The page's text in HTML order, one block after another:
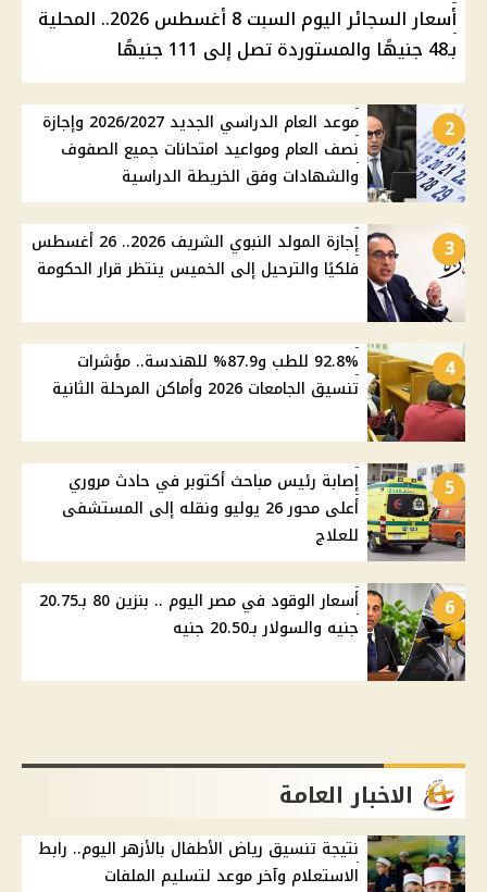
أسعار السجائر اليوم السبت 8 أغسطس 2026.. المحلية
بـ48 جنيهًا والمستوردة تصل إلى 111 جنيهًا
2
موعد العام الدراسي الجديد 2026/2027 وإجازة
نصف العام ومواعيد امتحانات جميع الصفوف
والشهادات وفق الخريطة الدراسية
3
إجازة المولد النبوي الشريف 2026.. 26 أغسطس
فلكيًا والترحيل إلى الخميس ينتظر قرار الحكومة
4
92.8% للطب و87.9% للهندسة.. مؤشرات
تنسيق الجامعات 2026 وأماكن المرحلة الثانية
5
إصابة رئيس مباحث أكتوبر في حادث مروري
أعلى محور 26 يوليو ونقله إلى المستشفى
للعلاج
6
أسعار الوقود في مصر اليوم .. بنزين 80 بـ20.75
جنيه والسولار بـ20.50 جنيه
الاخبار العامة
نتيجة تنسيق رياض الأطفال بالأزهر اليوم.. رابط
الاستعلام وآخر موعد لتسليم الملفات